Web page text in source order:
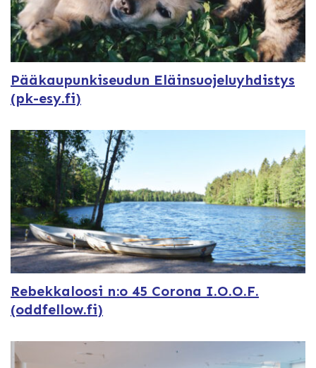
Pääkaupunkiseudun Eläinsuojeluyhdistys
(pk-esy.fi)
Rebekkaloosi n:o 45 Corona I.O.O.F.
(oddfellow.fi)